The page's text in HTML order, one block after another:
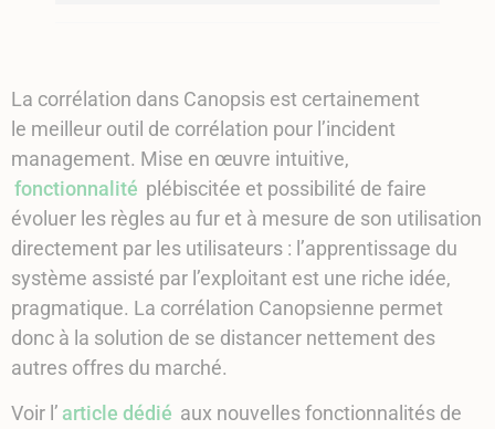
La corrélation dans Canopsis est certainement
le meilleur outil de corrélation pour l’incident
management. Mise en œuvre intuitive,
fonctionnalité plébiscitée et possibilité de faire
évoluer les règles au fur et à mesure de son utilisation
directement par les utilisateurs : l’apprentissage du
système assisté par l’exploitant est une riche idée,
pragmatique. La corrélation Canopsienne permet
donc à la solution de se distancer nettement des
autres offres du marché.
Voir l’ article dédié aux nouvelles fonctionnalités de